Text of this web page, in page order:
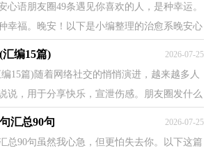
心语朋友圈49条遇见你喜欢的人，是种幸运。
幸福。晚安！以下是小编整理的治愈系晚安心
编15篇) 2026-07-25
15篇)随着网络社交的悄悄演进，越来越多人
说，用于分享快乐，宣泄伤感。朋友圈发什么
汇总90句 2026-07-25
总90句虽然我心急，但更怕失去你。以下这篇